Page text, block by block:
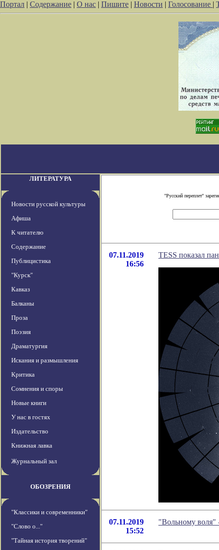
Портал | Содержание | О нас | Пишите | Новости | Голосование |
ЛИТЕРАТУРА
Новости русской культуры
Афиша
К читателю
Содержание
Публицистика
"Курск"
Кавказ
Балканы
Проза
Поэзия
Драматургия
Искания и размышления
Критика
Сомнения и споры
Новые книги
У нас в гостях
Издательство
Книжная лавка
Журнальный зал
ОБОЗРЕНИЯ
"Классики и современники"
"Слово о..."
"Тайная история творений"
"Русский переплет"
07.11.2019
16:56
TESS показал
07.11.2019
15:52
"Вольному воля"